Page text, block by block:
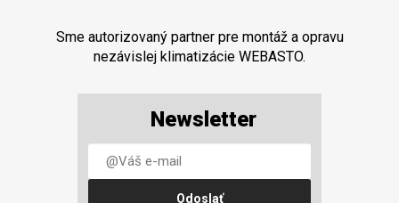
Sme autorizovaný partner pre montáž a opravu
nezávislej klimatizácie WEBASTO.
Newsletter